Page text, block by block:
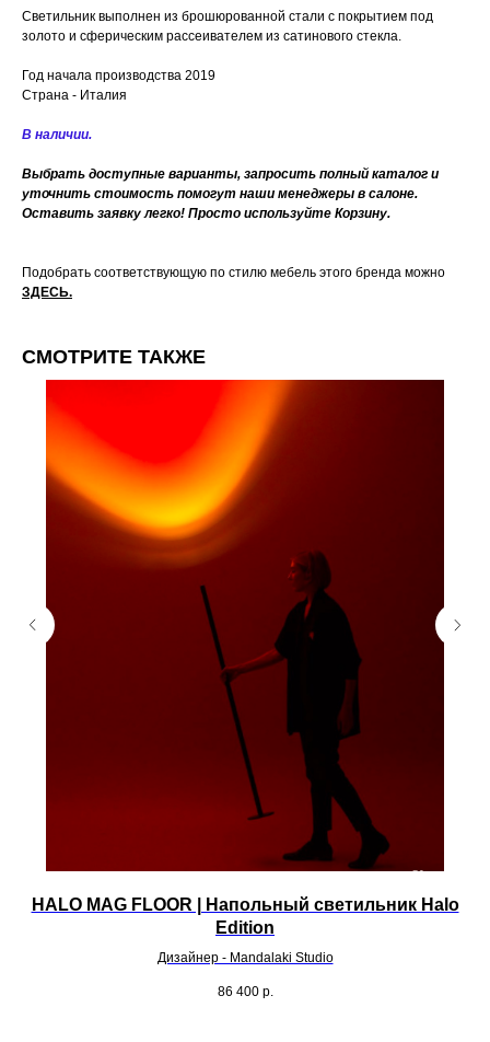
Светильник выполнен из брошюрованной стали с покрытием под
золото и сферическим рассеивателем из сатинового стекла.
Год начала производства 2019
Страна - Италия
В наличии.
Выбрать доступные варианты, запросить полный каталог и
уточнить стоимость помогут наши менеджеры в салоне.
Оставить заявку легко! Просто используйте Корзину.
Подобрать соответствующую по стилю мебель этого бренда можно
ЗДЕСЬ.
СМОТРИТЕ ТАКЖЕ
HALO MAG FLOOR | Напольный светильник Halo
Edition
Дизайнер - Mandalaki Studio
86 400 р.